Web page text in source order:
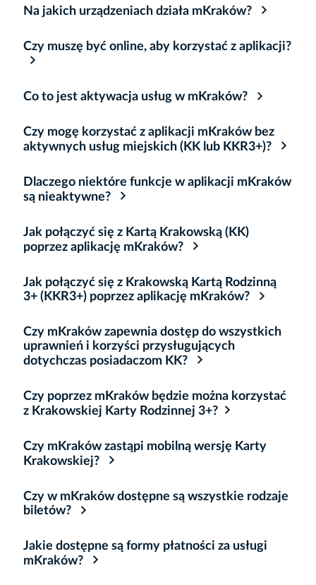
Na jakich urządzeniach działa mKraków?
Czy muszę być online, aby korzystać z aplikacji?
Co to jest aktywacja usług w mKraków?
Czy mogę korzystać z aplikacji mKraków bez
aktywnych usług miejskich (KK lub KKR3+)?
Dlaczego niektóre funkcje w aplikacji mKraków
są nieaktywne?
Jak połączyć się z Kartą Krakowską (KK)
poprzez aplikację mKraków?
Jak połączyć się z Krakowską Kartą Rodzinną
3+ (KKR3+) poprzez aplikację mKraków?
Czy mKraków zapewnia dostęp do wszystkich
uprawnień i korzyści przysługujących
dotychczas posiadaczom KK?
Czy poprzez mKraków będzie można korzystać
z Krakowskiej Karty Rodzinnej 3+?
Czy mKraków zastąpi mobilną wersję Karty
Krakowskiej?
Czy w mKraków dostępne są wszystkie rodzaje
biletów?
Jakie dostępne są formy płatności za usługi
mKraków?